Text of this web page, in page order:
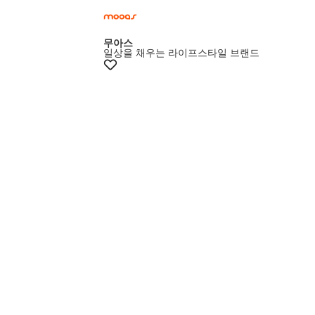
무아스
일상을 채우는 라이프스타일 브랜드